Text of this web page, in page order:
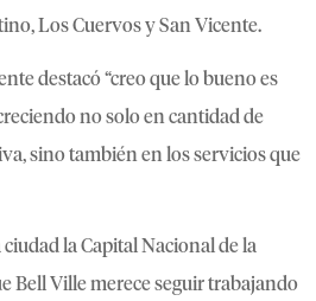
Los Cuervos y San Vicente.
destacó “creo que lo bueno es
no solo en cantidad de
sino también en los servicios que
la Capital Nacional de la
Bell Ville merece seguir trabajando